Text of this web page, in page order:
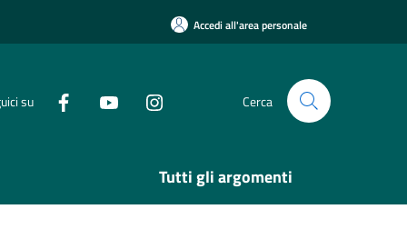
Accedi all'area personale
su Cerca
Tutti gli argomenti